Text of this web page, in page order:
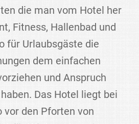
die man vom Hotel her
Fitness, Hallenbad und
für Urlaubsgäste die
dem einfachen
und Anspruch
Das Hotel liegt bei
vor den Pforten von